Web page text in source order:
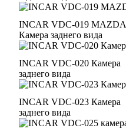
INCAR VDC-019 MAZDA
Камера заднего вида
INCAR VDC-020 Камера
заднего вида
INCAR VDC-023 Камера
заднего вида